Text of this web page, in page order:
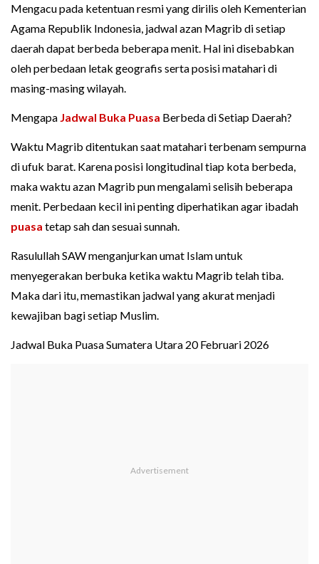
Mengacu pada ketentuan resmi yang dirilis oleh Kementerian
Agama Republik Indonesia, jadwal azan Magrib di setiap
daerah dapat berbeda beberapa menit. Hal ini disebabkan
oleh perbedaan letak geografis serta posisi matahari di
masing-masing wilayah.
Mengapa Jadwal Buka Puasa Berbeda di Setiap Daerah?
Waktu Magrib ditentukan saat matahari terbenam sempurna
di ufuk barat. Karena posisi longitudinal tiap kota berbeda,
maka waktu azan Magrib pun mengalami selisih beberapa
menit. Perbedaan kecil ini penting diperhatikan agar ibadah
puasa tetap sah dan sesuai sunnah.
Rasulullah SAW menganjurkan umat Islam untuk
menyegerakan berbuka ketika waktu Magrib telah tiba.
Maka dari itu, memastikan jadwal yang akurat menjadi
kewajiban bagi setiap Muslim.
Jadwal Buka Puasa Sumatera Utara 20 Februari 2026